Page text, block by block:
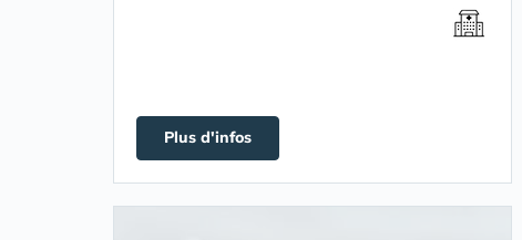
Plus d'infos